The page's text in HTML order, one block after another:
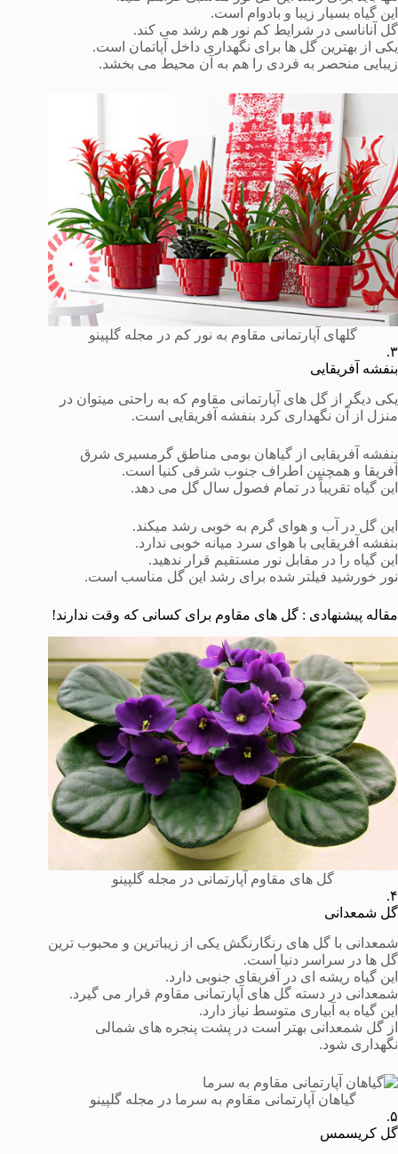
این گیاه بسیار زیبا و بادوام است.
گل آناناسی در شرایط کم نور هم رشد می کند.
یکی از بهترین گل ها برای نگهداری داخل آپاتمان است.
زیبایی منحصر به فردی را هم به آن محیط می بخشد.
گلهای آپارتمانی مقاوم به نور کم در مجله گلپینو
۳.
بنفشه آفریقایی
یکی دیگر از گل های آپارتمانی مقاوم که به راحتی میتوان در
منزل از آن نگهداری کرد بنفشه آفریقایی است.
بنفشه آفریقایی از گیاهان بومی مناطق گرمسیری شرق
آفریقا و همچنین اطراف جنوب شرقی کنیا است.
این گیاه تقریباً در تمام فصول سال گل می دهد.
این گل در آب و هوای گرم به خوبی رشد میکند.
بنفشه آفریقایی با هوای سرد میانه خوبی ندارد.
این گیاه را در مقابل نور مستقیم قرار ندهید.
نور خورشید فیلتر شده برای رشد این گل مناسب است.
مقاله پیشنهادی : گل های مقاوم برای کسانی که وقت ندارند!
گل های مقاوم آپارتمانی در مجله گلپینو
۴.
گل شمعدانی
شمعدانی با گل های رنگارنگش یکی از زیباترین و محبوب ترین
گل ها در سراسر دنیا است.
این گیاه ریشه ای در آفریقای جنوبی دارد.
شمعدانی در دسته گل های آپارتمانی مقاوم قرار می گیرد.
این گیاه به آبیاری متوسط نیاز دارد.
از گل شمعدانی بهتر است در پشت پنجره های شمالی
نگهداری شود.
گیاهان آپارتمانی مقاوم به سرما در مجله گلپینو
۵.
گل کریسمس